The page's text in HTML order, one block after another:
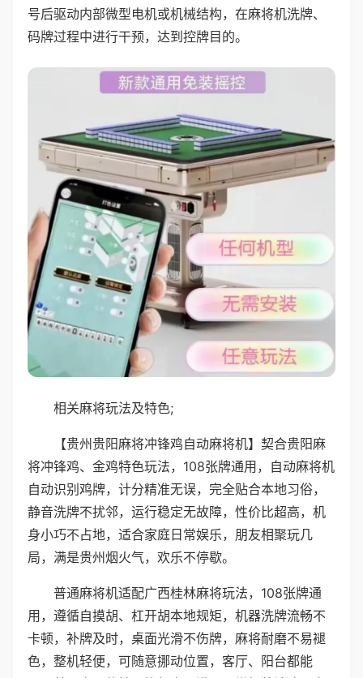
号后驱动内部微型电机或机械结构，在麻将机洗牌、
码牌过程中进行干预，达到控牌目的。
相关麻将玩法及特色;
【贵州贵阳麻将冲锋鸡自动麻将机】契合贵阳麻
将冲锋鸡、金鸡特色玩法，108张牌通用，自动麻将机
自动识别鸡牌，计分精准无误，完全贴合本地习俗，
静音洗牌不扰邻，运行稳定无故障，性价比超高，机
身小巧不占地，适合家庭日常娱乐，朋友相聚玩几
局，满是贵州烟火气，欢乐不停歇。
普通麻将机适配广西桂林麻将玩法，108张牌通
用，遵循自摸胡、杠开胡本地规矩，机器洗牌流畅不
卡顿，补牌及时，桌面光滑不伤牌，麻将耐磨不易褪
色，整机轻便，可随意挪动位置，客厅、阳台都能